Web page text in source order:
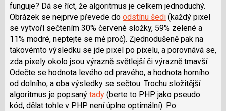
funguje? Dá se říct, že algoritmus je celkem jednoduchý.
Obrázek se nejprve převede do odstínu šedi(každý pixel
se vytvoří sečtením 30% červené složky, 59% zelené a
11% modré, neptejte se mě proč). Zjednodušeně pak na
takovémto výsledku se jde pixel po pixelu, a porovnává se,
zda pixely okolo jsou výrazně světlejší či výrazně tmavší.
Odečte se hodnota levého od pravého, a hodnota horního
od dolního, a oba výsledky se sečtou. Trochu složitější
algoritmus je popsaný tady(berte to PHP jako pseudo
kód, dělat tohle v PHP není úplne optimální). Po